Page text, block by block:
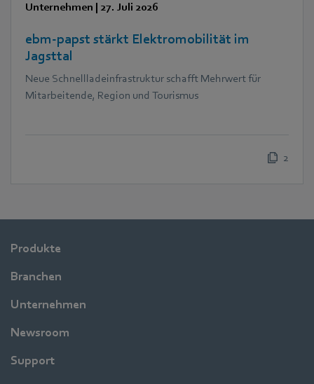
Unternehmen 27. Juli 2026
ebm‑papst stärkt Elektromobilität im
Jagsttal
Neue Schnellladeinfrastruktur schafft Mehrwert für
Mitarbeitende, Region und Tourismus
2
Produkte
Branchen
Unternehmen
Newsroom
Support